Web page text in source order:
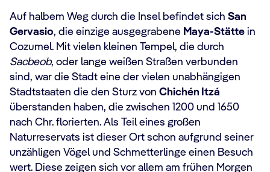
Auf halbem Weg durch die Insel befindet sich San
Gervasio, die einzige ausgegrabene Maya-Stätte in
Cozumel. Mit vielen kleinen Tempel, die durch
Sacbeob, oder lange weißen Straßen verbunden
sind, war die Stadt eine der vielen unabhängigen
Stadtstaaten die den Sturz von Chichén Itzá
überstanden haben, die zwischen 1200 und 1650
nach Chr. florierten. Als Teil eines großen
Naturreservats ist dieser Ort schon aufgrund seiner
unzähligen Vögel und Schmetterlinge einen Besuch
wert. Diese zeigen sich vor allem am frühen Morgen